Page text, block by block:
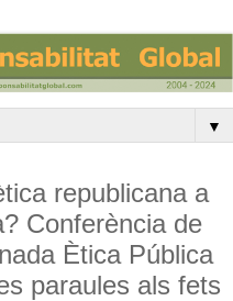
▼
republicana a
Conferència de
Ètica Pública
paraules als fets